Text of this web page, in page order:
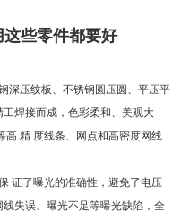
些零件都要好
深压纹板、不锈钢圆压圆、平压平
焊接而成，色彩柔和、美观大
高 精 度线条、网点和高密度网线
证了曝光的准确性，避免了电压
失误、曝光不足等曝光缺陷，全